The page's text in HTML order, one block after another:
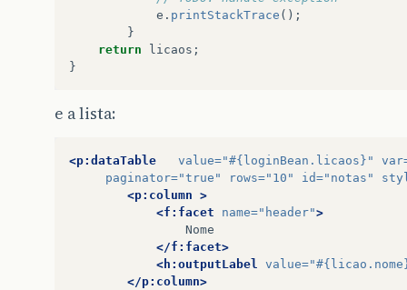
e . printStackTrace ();
}
return
licaos ;
}
e a lista:
<p:dataTable value="#{loginBean.licaos}"
paginator="true" rows="10" id="notas"
<p:column >
<f:facet
name="header">
</f:facet>
<h:outputLabel
value=
</p:column>